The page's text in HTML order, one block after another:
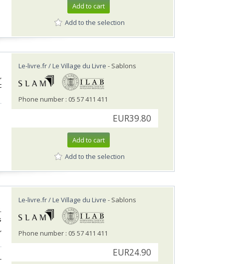
Add to cart
Add to the selection
Le-livre.fr / Le Village du Livre - Sablons
Phone number : 05 57 411 411
EUR39.80
Add to cart
Add to the selection
Le-livre.fr / Le Village du Livre - Sablons
Phone number : 05 57 411 411
EUR24.90